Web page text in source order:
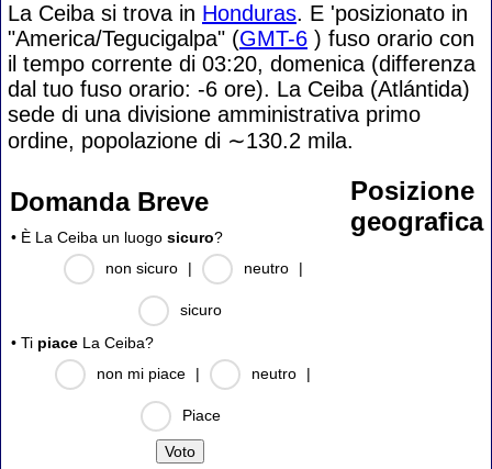
La Ceiba si trova in Honduras. E 'posizionato in
"America/Tegucigalpa" (GMT-6 ) fuso orario con
il tempo corrente di 03:20, domenica (differenza
dal tuo fuso orario: -6 ore). La Ceiba (Atlántida)
sede di una divisione amministrativa primo
ordine, popolazione di ∼130.2 mila.
Domanda Breve
• È La Ceiba un luogo sicuro?
non sicuro
| neutro |
sicuro
• Ti piace La Ceiba?
non mi piace
| neutro |
Piace
Posizione
geografica